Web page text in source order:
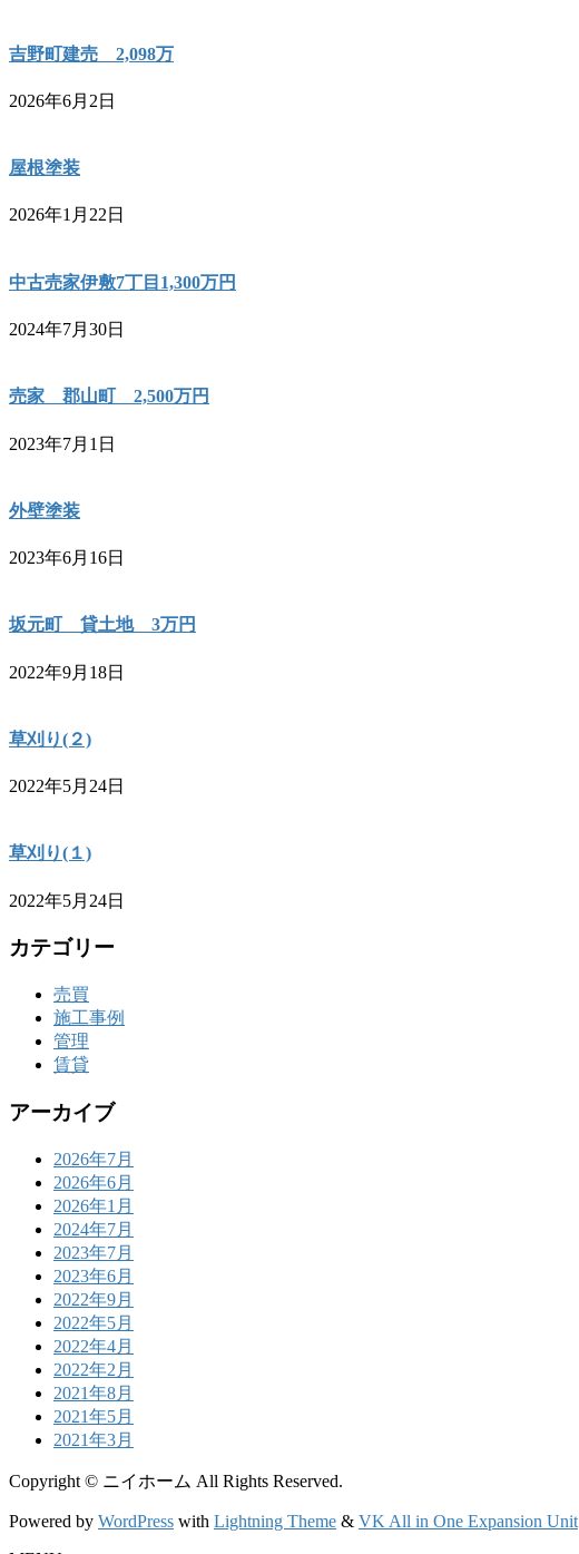
吉野町建売 2,098万
2026年6月2日
屋根塗装
2026年1月22日
中古売家伊敷7丁目1,300万円
2024年7月30日
売家 郡山町 2,500万円
2023年7月1日
外壁塗装
2023年6月16日
坂元町 貸土地 3万円
2022年9月18日
草刈り(２)
2022年5月24日
草刈り(１)
2022年5月24日
カテゴリー
売買
施工事例
管理
賃貸
アーカイブ
2026年7月
2026年6月
2026年1月
2024年7月
2023年7月
2023年6月
2022年9月
2022年5月
2022年4月
2022年2月
2021年8月
2021年5月
2021年3月
Copyright © ニイホーム All Rights Reserved.
Powered by WordPress with Lightning Theme & VK All in One Expansion Unit